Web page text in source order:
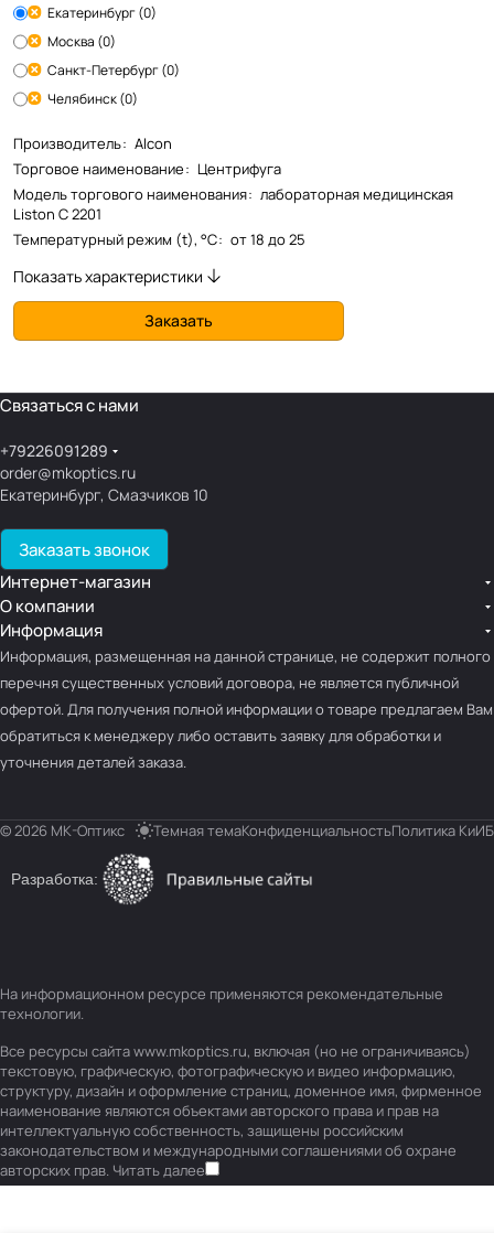
Екатеринбург (0)
Москва (0)
Санкт-Петербург (0)
Челябинск (0)
Производитель: Alcon
Торговое наименование: Центрифуга
Модель торгового наименования: лабораторная медицинская
Liston C 2201
Температурный режим (t), °С: от 18 до 25
Показать характеристики
Заказать
Связаться с нами
+79226091289
order@mkoptics.ru
Екатеринбург, Смазчиков 10
Заказать звонок
Интернет-магазин
О компании
Информация
Информация, размещенная на данной странице, не содержит полного
перечня существенных условий договора, не является публичной
офертой. Для получения полной информации о товаре предлагаем Вам
обратиться к менеджеру либо оставить заявку для обработки и
уточнения деталей заказа.
© 2026 МК-Оптикс Темная темаКонфиденциальностьПолитика КиИБ
Разработка:
На информационном ресурсе применяются рекомендательные
технологии.
Все ресурсы сайта www.mkoptics.ru, включая (но не ограничиваясь)
текстовую, графическую, фотографическую и видео информацию,
структуру, дизайн и оформление страниц, доменное имя, фирменное
наименование являются объектами авторского права и прав на
интеллектуальную собственность, защищены российским
законодательством и международными соглашениями об охране
авторских прав. Читать далее